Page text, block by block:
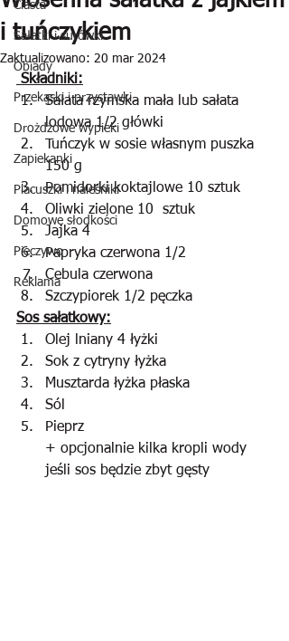
Ciasta
Sałatki i surówki
Obiady
Przekąski i przystawki
Drożdżowe wypieki
Zapiekanki
Placuszki i naleśniki
Domowe słodkości
Pieczywo
Reklama
i tuńczykiem
Zaktualizowano: 20 mar 2024
Składniki:
Sałata rzymska mała lub sałata
lodowa 1/2 główki
Tuńczyk w sosie własnym puszka
150 g
Pomidorki koktajlowe 10 sztuk
Oliwki zielone 10  sztuk
Jajka 4
Papryka czerwona 1/2
Cebula czerwona
Szczypiorek 1/2 pęczka
Sos sałatkowy:
Olej lniany 4 łyżki
Sok z cytryny łyżka
Musztarda łyżka płaska
Sól
Pieprz
+ opcjonalnie kilka kropli wody
jeśli sos będzie zbyt gęsty